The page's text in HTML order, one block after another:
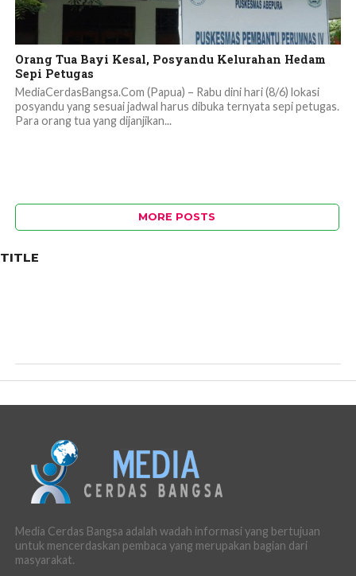
Orang Tua Bayi Kesal, Posyandu Kelurahan Hedam
Sepi Petugas
MediaCerdasBangsa.Com (Papua) – Rabu dini hari (8/6) lokasi
posyandu yang sesuai jadwal harus dibuka ternyata sepi petugas.
Para orang tua yang dijanjikan...
MORE POSTS
TITLE
Media Cerdas Bangsa adalah wadah informasi yang bertujuan
untuk mencerdaskan pembaca yang merupakan bagian dari
masyarakat.